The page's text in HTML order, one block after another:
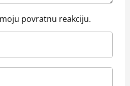
povratnu reakciju.